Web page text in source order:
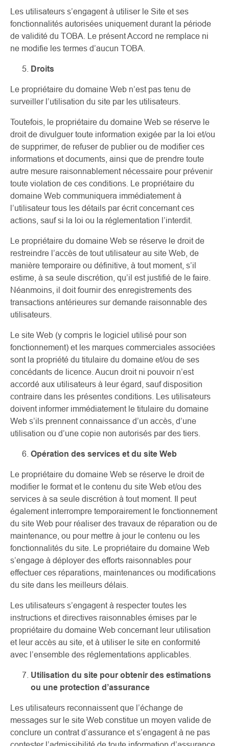
Les utilisateurs s’engagent à utiliser le Site et ses
fonctionnalités autorisées uniquement durant la période
de validité du TOBA. Le présent Accord ne remplace ni
ne modifie les termes d’aucun TOBA.
Droits
Le propriétaire du domaine Web n’est pas tenu de
surveiller l’utilisation du site par les utilisateurs.
Toutefois, le propriétaire du domaine Web se réserve le
droit de divulguer toute information exigée par la loi et/ou
de supprimer, de refuser de publier ou de modifier ces
informations et documents, ainsi que de prendre toute
autre mesure raisonnablement nécessaire pour prévenir
toute violation de ces conditions. Le propriétaire du
domaine Web communiquera immédiatement à
l’utilisateur tous les détails par écrit concernant ces
actions, sauf si la loi ou la réglementation l’interdit.
Le propriétaire du domaine Web se réserve le droit de
restreindre l’accès de tout utilisateur au site Web, de
manière temporaire ou définitive, à tout moment, s’il
estime, à sa seule discrétion, qu’il est justifié de le faire.
Néanmoins, il doit fournir des enregistrements des
transactions antérieures sur demande raisonnable des
utilisateurs.
Le site Web (y compris le logiciel utilisé pour son
fonctionnement) et les marques commerciales associées
sont la propriété du titulaire du domaine et/ou de ses
concédants de licence. Aucun droit ni pouvoir n’est
accordé aux utilisateurs à leur égard, sauf disposition
contraire dans les présentes conditions. Les utilisateurs
doivent informer immédiatement le titulaire du domaine
Web s’ils prennent connaissance d’un accès, d’une
utilisation ou d’une copie non autorisés par des tiers.
Opération des services et du site Web
Le propriétaire du domaine Web se réserve le droit de
modifier le format et le contenu du site Web et/ou des
services à sa seule discrétion à tout moment. Il peut
également interrompre temporairement le fonctionnement
du site Web pour réaliser des travaux de réparation ou de
maintenance, ou pour mettre à jour le contenu ou les
fonctionnalités du site. Le propriétaire du domaine Web
s’engage à déployer des efforts raisonnables pour
effectuer ces réparations, maintenances ou modifications
du site dans les meilleurs délais.
Les utilisateurs s’engagent à respecter toutes les
instructions et directives raisonnables émises par le
propriétaire du domaine Web concernant leur utilisation
et leur accès au site, et à utiliser le site en conformité
avec l’ensemble des réglementations applicables.
Utilisation du site pour obtenir des estimations
ou une protection d’assurance
Les utilisateurs reconnaissent que l’échange de
messages sur le site Web constitue un moyen valide de
conclure un contrat d’assurance et s’engagent à ne pas